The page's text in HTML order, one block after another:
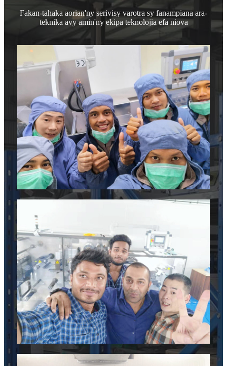
Fakan-tahaka aorian'ny serivisy varotra sy fanampiana ara-
teknika avy amin'ny ekipa teknolojia efa niova